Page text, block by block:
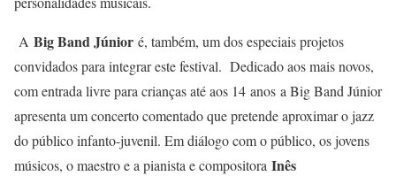
A Big Band Júnior é, também, um dos especiais projetos
convidados para integrar este festival. Dedicado aos mais novos,
com entrada livre para crianças até aos 14 anos a Big Band Júnior
apresenta um concerto comentado que pretende aproximar o jazz
do público infanto-juvenil. Em diálogo com o público, os jovens
músicos, o maestro e a pianista e compositora Inês